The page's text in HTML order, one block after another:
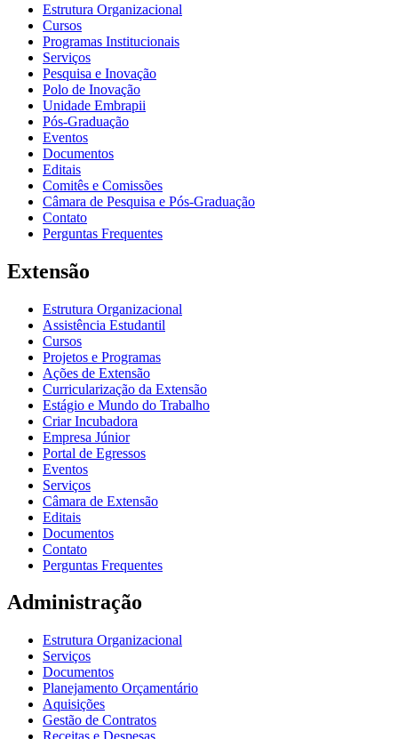
Estrutura Organizacional
Cursos
Programas Institucionais
Serviços
Pesquisa e Inovação
Polo de Inovação
Unidade Embrapii
Pós-Graduação
Eventos
Documentos
Editais
Comitês e Comissões
Câmara de Pesquisa e Pós-Graduação
Contato
Perguntas Frequentes
Extensão
Estrutura Organizacional
Assistência Estudantil
Cursos
Projetos e Programas
Ações de Extensão
Curricularização da Extensão
Estágio e Mundo do Trabalho
Criar Incubadora
Empresa Júnior
Portal de Egressos
Eventos
Serviços
Câmara de Extensão
Editais
Documentos
Contato
Perguntas Frequentes
Administração
Estrutura Organizacional
Serviços
Documentos
Planejamento Orçamentário
Aquisições
Gestão de Contratos